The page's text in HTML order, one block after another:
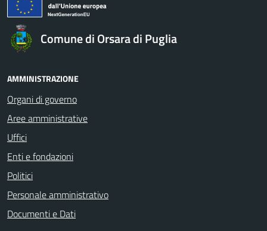
Comune di Orsara di Puglia
AMMINISTRAZIONE
Organi di governo
Aree amministrative
Uffici
Enti e fondazioni
Politici
Personale amministrativo
Documenti e Dati